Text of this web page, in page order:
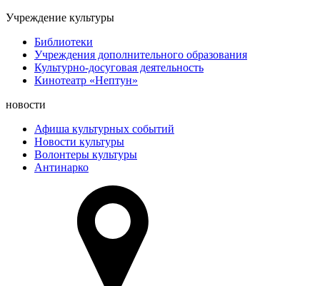
Учреждение культуры
Библиотеки
Учреждения дополнительного образования
Культурно-досуговая деятельность
Кинотеатр «Нептун»
новости
Афиша культурных событий
Новости культуры
Волонтеры культуры
Антинарко